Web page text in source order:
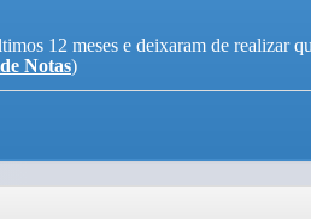
12 meses e deixaram de realizar
Notas)